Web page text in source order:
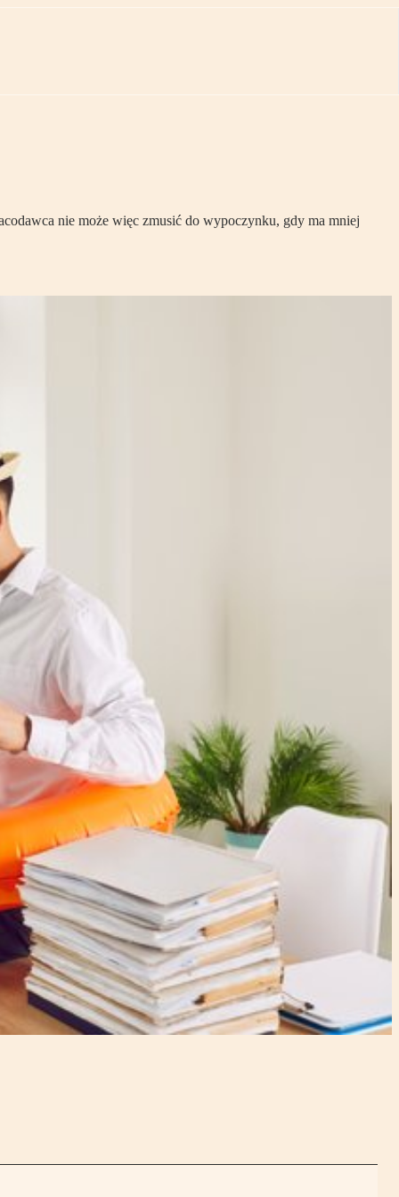
nie może więc zmusić do wypoczynku, gdy ma mniej